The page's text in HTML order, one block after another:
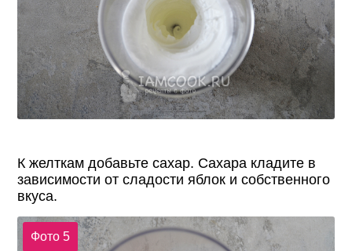
К желткам добавьте сахар. Сахара кладите в
зависимости от сладости яблок и собственного
вкуса.
Фото 5